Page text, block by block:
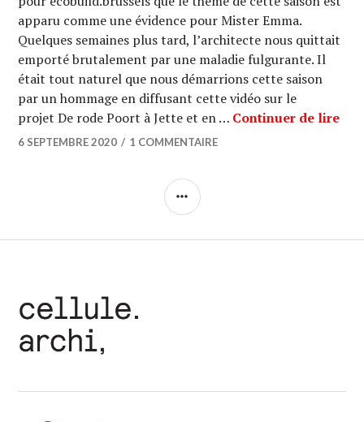
apparu comme une évidence pour Mister Emma.
Quelques semaines plus tard, l’architecte nous quittait
emporté brutalement par une maladie fulgurante. Il
était tout naturel que nous démarrions cette saison
par un hommage en diffusant cette vidéo sur le
projet De rode Poort à Jette et en … Continuer de lire
6 SEPTEMBRE 2020 1 COMMENTAIRE
COLONNE